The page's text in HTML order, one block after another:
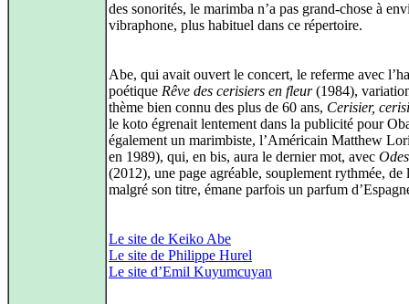
des sonorités, le marimba n’a pas grand‑chose à
vibraphone, plus habituel dans ce répertoire.
Abe, qui avait ouvert le concert, le referme avec
poétique Rêve des cerisiers en fleur(1984),
thème bien connu des plus de 60 ans, Cerisier,
le koto égrenait lentement dans la publicité pour
également un marimbiste, l’Américain Matthew
en 1989), qui, en bis, aura le dernier mot, avec
(2012), une page agréable, souplement rythmée, de
malgré son titre, émane parfois un parfum
Le site de Keiko Abe
Le site de Philippe Hurel
Le site d’Emil Kuyumcuyan